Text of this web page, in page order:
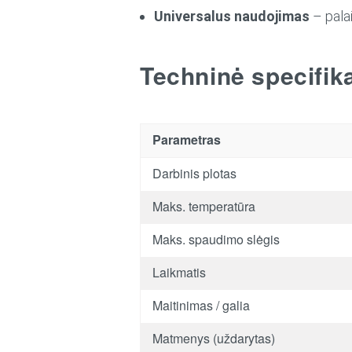
Universalus naudojimas –
Techninė
Parametras
Darbinis plotas
Maks. temperatūra
Maks. spaudimo slėgis
Laikmatis
Maitinimas / galia
Matmenys (uždarytas)